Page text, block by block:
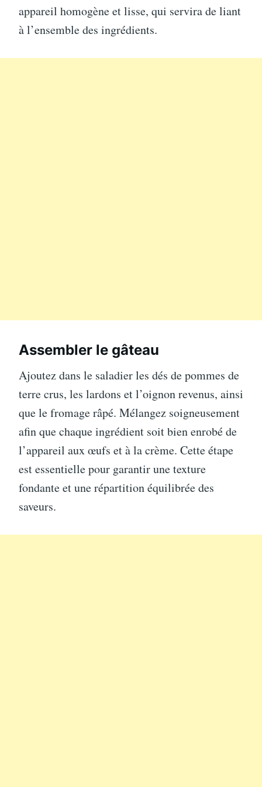
appareil homogène et lisse, qui servira de liant
à l’ensemble des ingrédients.
Assembler le gâteau
Ajoutez dans le saladier les dés de pommes de
terre crus, les lardons et l’oignon revenus, ainsi
que le fromage râpé. Mélangez soigneusement
afin que chaque ingrédient soit bien enrobé de
l’appareil aux œufs et à la crème. Cette étape
est essentielle pour garantir une texture
fondante et une répartition équilibrée des
saveurs.